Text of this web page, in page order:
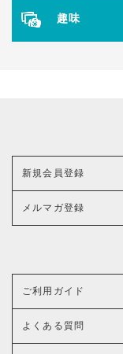
趣味
新規会員登録
メルマガ登録
ご利用ガイド
よくある質問